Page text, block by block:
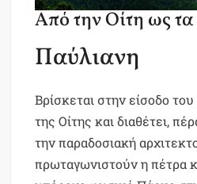
Από την Οίτη ως
Παύλιανη
Βρίσκεται στην είσοδο
της Οίτης και διαθέτει,
την παραδοσιακή
πρωταγωνιστούν η πέτρα